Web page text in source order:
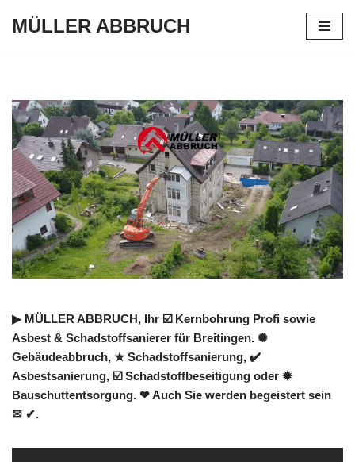
MÜLLER ABBRUCH
▶︎ MÜLLER ABBRUCH, Ihr ☑️ Kernbohrung Profi sowie
Asbest & Schadstoffsanierer für Breitingen. ✺
Gebäudeabbruch, ★ Schadstoffsanierung, ✔️
Asbestsanierung, ☑️ Schadstoffbeseitigung oder ✹
Bauschuttentsorgung. ❤ Auch Sie werden begeistert sein
✉ ✔.